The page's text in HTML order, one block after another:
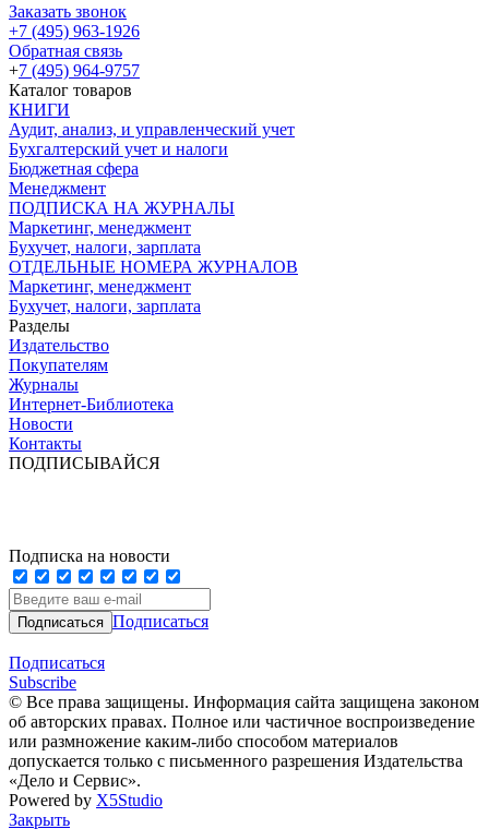
Заказать звонок
+7 (495) 963-1926
Обратная связь
+7 (495) 964-9757
Каталог товаров
КНИГИ
Аудит, анализ, и управленческий учет
Бухгалтерский учет и налоги
Бюджетная сфера
Менеджмент
ПОДПИСКА НА ЖУРНАЛЫ
Маркетинг, менеджмент
Бухучет, налоги, зарплата
ОТДЕЛЬНЫЕ НОМЕРА ЖУРНАЛОВ
Маркетинг, менеджмент
Бухучет, налоги, зарплата
Разделы
Издательство
Покупателям
Журналы
Интернет-Библиотека
Новости
Контакты
ПОДПИСЫВАЙСЯ
Подписка на новости
Подписаться
Подписаться
Subscribe
© Все права защищены. Информация сайта защищена законом
об авторских правах. Полное или частичное воспроизведение
или размножение каким-либо способом материалов
допускается только с письменного разрешения Издательства
«Дело и Сервис».
Powered by X5Studio
Закрыть